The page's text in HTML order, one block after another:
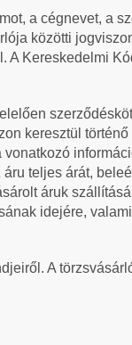
a cégnevet, a
közötti
A Kereskedelmi
keresztül történő
teljes árát,
áruk
idejére,
A